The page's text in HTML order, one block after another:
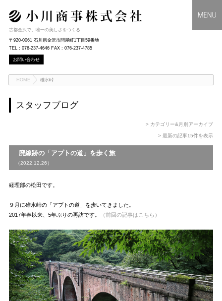
古都金沢で、唯一の美しさをつくる
〒920-0061 石川県金沢市問屋町1丁目59番地
TEL : 076-237-4646 FAX : 076-237-4785
お問い合わせ
HOME 碓氷峠
スタッフブログ
> カテゴリー&月別アーカイブ
> 最新の記事15件を表示
廃線跡の「アプトの道」を歩く旅
（2022.12.26）
経理部の松田です。
９月に碓氷峠の「アプトの道」を歩いてきました。
2017年春以来、5年ぶりの再訪です。
（前回の記事はこちら）